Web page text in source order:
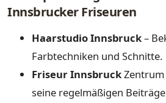
Innsbrucker Friseuren
Haarstudio Innsbruck–
Farbtechniken und Schnitte.
Friseur InnsbruckZentrum
seine regelmäßigen